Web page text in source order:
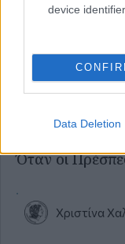
device
Data Deletion
Χριστίνα
Όταν οι
Χριστίνα